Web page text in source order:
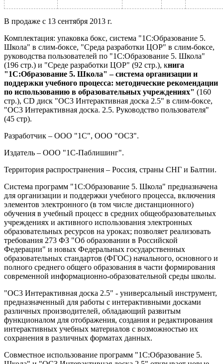
В продаже с 13 сентября 2013 г.
Комплектация: упаковка бокс, система "1С:Образование 5.
Школа" в слим-боксе, "Среда разработки ЦОР" в слим-боксе,
руководства пользователей по "1С:Образование 5. Школа"
(196 стр.) и "Среде разработки ЦОР" (92 стр.), книга
"1С:Образование 5. Школа" – система организации и
поддержки учебного процесса: методические рекомендации
по использованию в образовательных учреждениях" (160
стр.), СD диск "ОС3 Интерактивная доска 2.5" в слим-боксе,
"OC3 Интерактивная доска. 2.5. Руководство пользователя"
(45 стр).
Разработчик – ООО "1С", ООО "ОСЗ".
Издатель – ООО "1С-Паблишинг".
Территория распространения – Россия, страны СНГ и Балтии.
Система программ "1С:Образование 5. Школа" предназначена
для организации и поддержки учебного процесса, включения
элементов электронного (в том числе дистанционного)
обучения в учебный процесс в средних общеобразовательных
учреждениях и активного использования электронных
образовательных ресурсов на уроках; позволяет реализовать
требования 273 ФЗ "Об образовании в Российской
Федерации" и новых Федеральных государственных
образовательных стандартов (ФГОС) начального, основного и
полного среднего общего образования в части формирования
современной информационно-образовательной среды школы.
"ОС3 Интерактивная доска 2.5" - универсальный инструмент,
предназначенный для работы с интерактивными досками
различных производителей, обладающий развитым
функционалом для отображения, создания и редактирования
интерактивных учебных материалов с возможностью их
сохранения в различных форматах данных.
Совместное использование программ "1С:Образование 5.